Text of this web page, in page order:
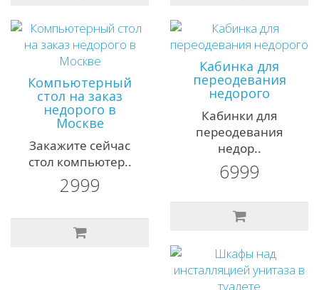
Компьютерный
стол на заказ
недорого в
Москве
Закажите сейчас
стол компьютер..
2999
Кабинка для
переодевания
недорого
Кабинки для
переодевания
недор..
6999